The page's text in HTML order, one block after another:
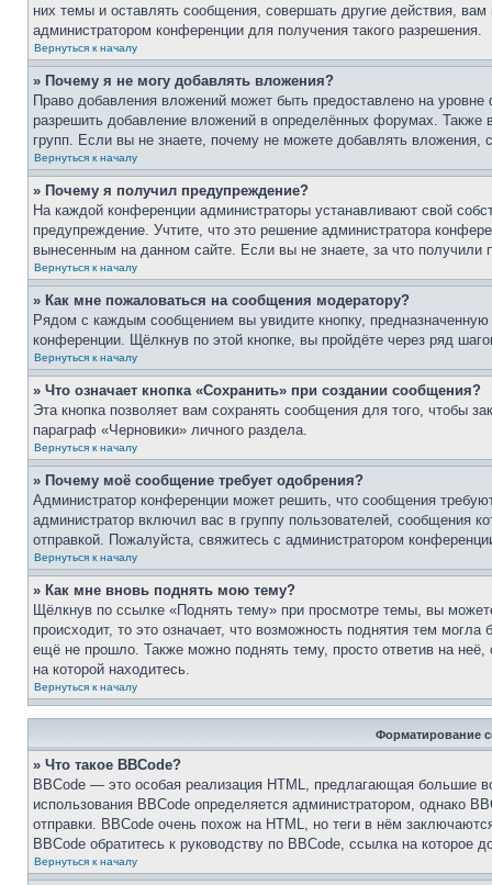
них темы и оставлять сообщения, совершать другие действия,
администратором конференции для получения такого разрешения.
Вернуться к началу
» Почему я не могу добавлять вложения?
Право добавления вложений может быть предоставлено на
разрешить добавление вложений в определённых форумах.
групп. Если вы не знаете, почему не можете добавлять вложения,
Вернуться к началу
» Почему я получил предупреждение?
На каждой конференции администраторы устанавливают свой
предупреждение. Учтите, что это решение администратора
вынесенным на данном сайте. Если вы не знаете, за что
Вернуться к началу
» Как мне пожаловаться на сообщения модератору?
Рядом с каждым сообщением вы увидите кнопку,
конференции. Щёлкнув по этой кнопке, вы пройдёте через ряд
Вернуться к началу
» Что означает кнопка «Сохранить» при создании сообщения?
Эта кнопка позволяет вам сохранять сообщения для того, чтобы
параграф «Черновики» личного раздела.
Вернуться к началу
» Почему моё сообщение требует одобрения?
Администратор конференции может решить, что сообщения
администратор включил вас в группу пользователей, сообщения
отправкой. Пожалуйста, свяжитесь с администратором
Вернуться к началу
» Как мне вновь поднять мою тему?
Щёлкнув по ссылке «Поднять тему» при просмотре темы, вы
происходит, то это означает, что возможность поднятия тем
ещё не прошло. Также можно поднять тему, просто ответив на
на которой находитесь.
Вернуться к началу
Форматирование
» Что такое BBCode?
BBCode — это особая реализация HTML, предлагающая большие
использования BBCode определяется администратором, однако
отправки. BBCode очень похож на HTML, но теги в нём
BBCode обратитесь к руководству по BBCode, ссылка на которое
Вернуться к началу